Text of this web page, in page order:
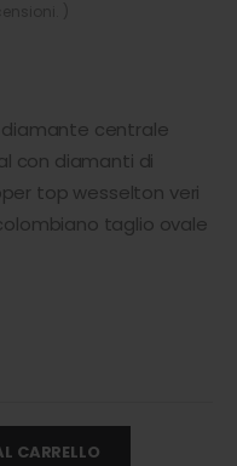
diamante centrale
con diamanti di
top wesselton veri
taglio ovale
CARRELLO